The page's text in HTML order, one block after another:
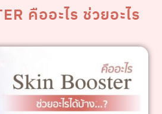
คืออะไร ช่วยอะไร